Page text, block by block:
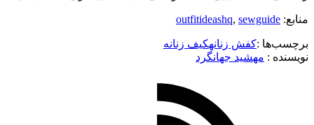
منابع: outfitideashq, sewguide
برچسب‌ها :کفش زنانهکیف زنانه
نویسنده :‌ مهشید جهانگرد